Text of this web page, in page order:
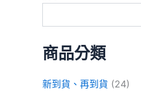
商品分類
新到貨、再到貨 (24)